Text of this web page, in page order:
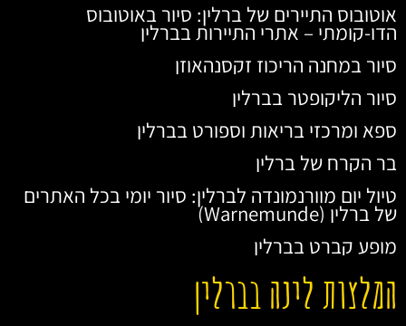
אוטובוס התיירים של ברלין: סיור באוטובוס
הדו-קומתי – אתרי התיירות בברלין
סיור במחנה הריכוז זקסנהאוזן
סיור הליקופטר בברלין
ספא ומרכזי בריאות וספורט בברלין
בר הקרח של ברלין
טיול יום מוורנמונדה לברלין: סיור יומי בכל האתרים
של ברלין (Warnemunde)
מופע קברט בברלין
המלצות לינה בברלין